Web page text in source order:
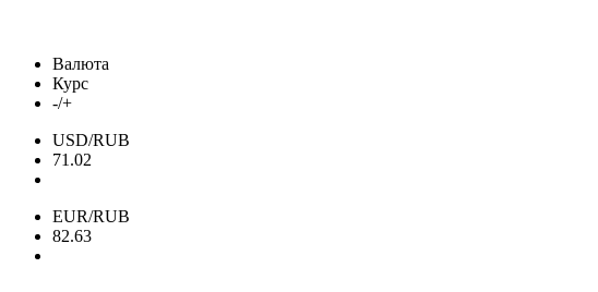
Валюта
Курс
-/+
USD/RUB
71.02
EUR/RUB
82.63